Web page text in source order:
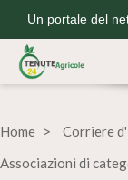
Un portale del
Home
Corriere
Associazioni di